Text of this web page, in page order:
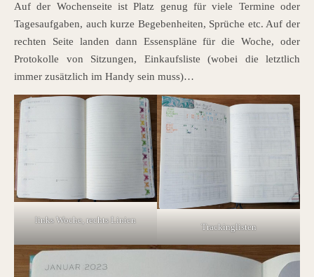
Auf der Wochenseite ist Platz genug für viele Termine oder
Tagesaufgaben, auch kurze Begebenheiten, Sprüche etc. Auf der
rechten Seite landen dann Essenspläne für die Woche, oder
Protokolle von Sitzungen, Einkaufsliste (wobei die letztlich
immer zusätzlich im Handy sein muss)…
links Woche, rechts Linien
Trackinglisten